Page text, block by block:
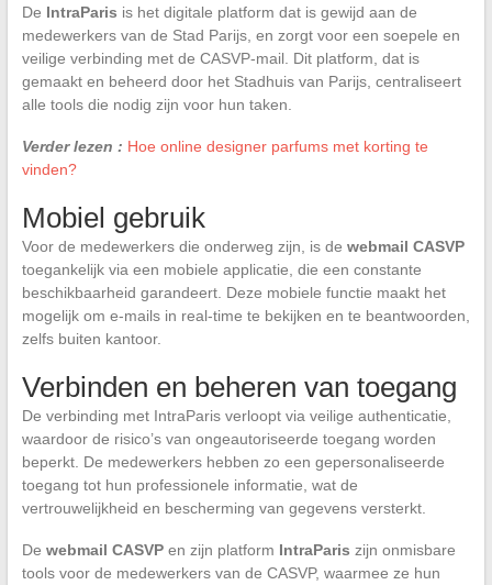
De IntraParis is het digitale platform dat is gewijd aan de
medewerkers van de Stad Parijs, en zorgt voor een soepele en
veilige verbinding met de CASVP-mail. Dit platform, dat is
gemaakt en beheerd door het Stadhuis van Parijs, centraliseert
alle tools die nodig zijn voor hun taken.
Verder lezen : Hoe online designer parfums met korting te
vinden?
Mobiel gebruik
Voor de medewerkers die onderweg zijn, is de webmail CASVP
toegankelijk via een mobiele applicatie, die een constante
beschikbaarheid garandeert. Deze mobiele functie maakt het
mogelijk om e-mails in real-time te bekijken en te beantwoorden,
zelfs buiten kantoor.
Verbinden en beheren van toegang
De verbinding met IntraParis verloopt via veilige authenticatie,
waardoor de risico’s van ongeautoriseerde toegang worden
beperkt. De medewerkers hebben zo een gepersonaliseerde
toegang tot hun professionele informatie, wat de
vertrouwelijkheid en bescherming van gegevens versterkt.
De webmail CASVPen zijn platform IntraParis zijn onmisbare
tools voor de medewerkers van de CASVP, waarmee ze hun